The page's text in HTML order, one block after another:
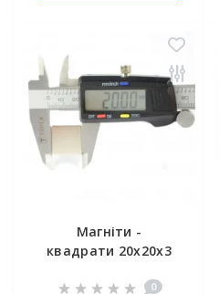
Магніти -
квадрати 20х20х3
0